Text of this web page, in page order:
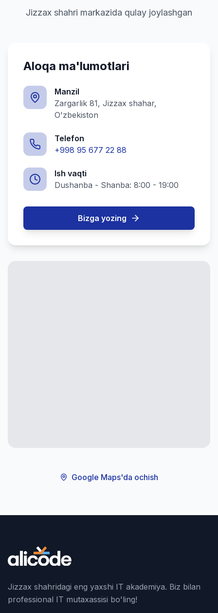
Jizzax shahri markazida qulay joylashgan
Aloqa ma'lumotlari
Manzil
Zargarlik 81, Jizzax shahar,
O'zbekiston
Telefon
+998 95 677 22 88
Ish vaqti
Dushanba - Shanba: 8:00 - 19:00
Bizga yozing
Google Maps'da ochish
Jizzax shahridagi eng yaxshi IT akademiya. Biz bilan
professional IT mutaxassisi bo'ling!